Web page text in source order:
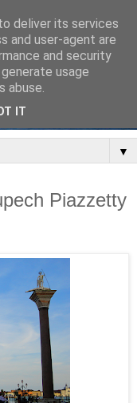
▼
Piazzetty
deliver its services
and user-agent are
and security
usage
abuse.
IT